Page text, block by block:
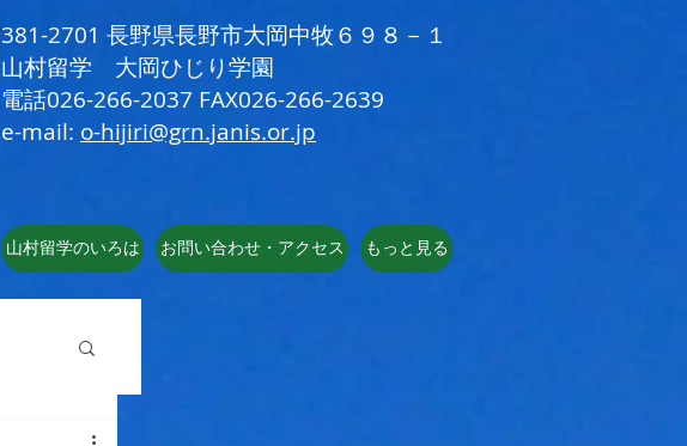
381-2701 長野県長野市大岡中牧６９８－１
​山村留学 大岡ひじり学園
電話026-266-2037 FAX026-266-2639
e-mail: o-hijiri@grn.janis.or.jp
山村留学のいろは お問い合わせ・アクセス もっと見る